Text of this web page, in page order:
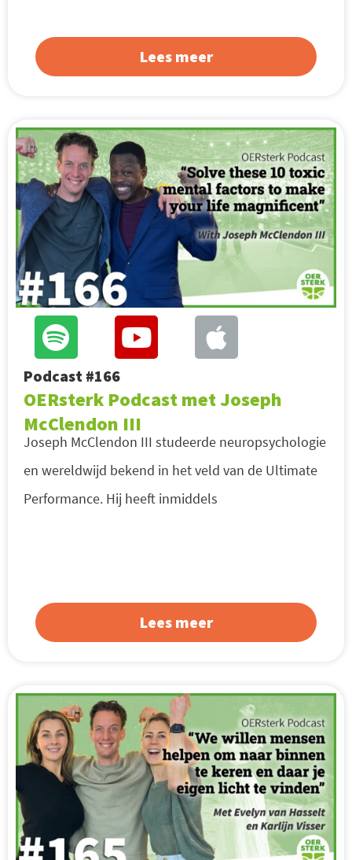
Lees meer
Podcast #166
OERsterk Podcast met Joseph
McClendon III
Joseph McClendon III studeerde neuropsychologie
en wereldwijd bekend in het veld van de Ultimate
Performance. Hij heeft inmiddels
Lees meer